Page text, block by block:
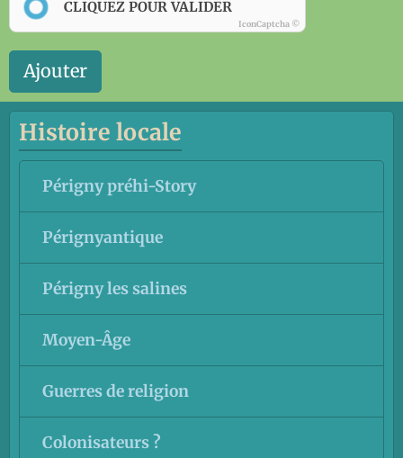
CLIQUEZ POUR VALIDER
IconCaptcha ©
Ajouter
Histoire locale
Périgny préhi-Story
Pérignyantique
Périgny les salines
Moyen-Âge
Guerres de religion
Colonisateurs ?